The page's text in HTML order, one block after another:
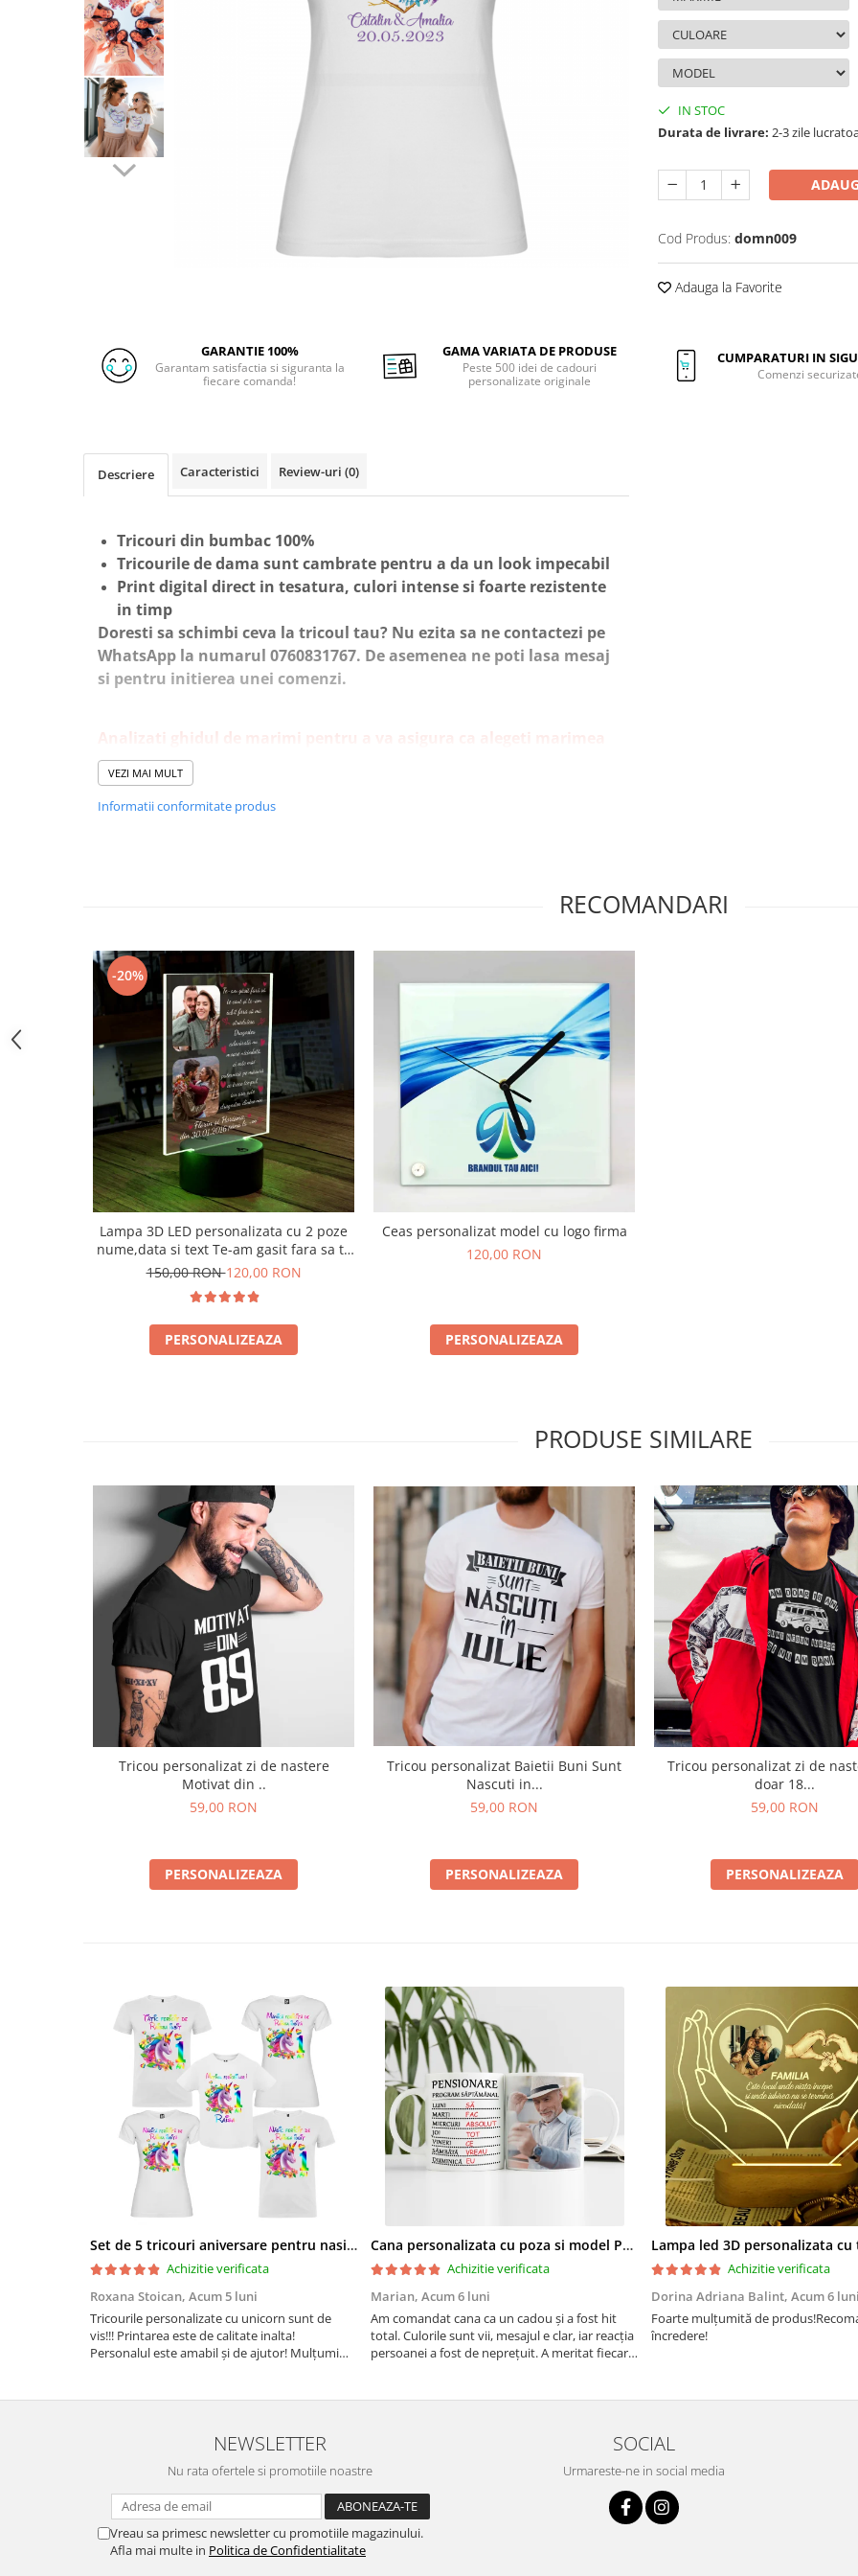
IN STOC
Durata de livrare: 2-3 zile
Cod Produs: domn009
Adauga la Favorite
GARANTIE 100%
Garantam satisfactia si siguranta la
fiecare comanda!
GAMA VARIATA DE PRODUSE
Peste 500 idei de cadouri
personalizate originale
CUMPARATURI IN
Comenzi
Descriere Caracteristici Review-uri (0)
Tricouri din bumbac 100%
Tricourile de dama sunt cambrate pentru a da un look impecabil
Print digital direct in tesatura, culori intense si foarte rezistente
in timp
Doresti sa schimbi ceva la tricoul tau? Nu ezita sa ne contactezi pe
WhatsApp la numarul 0760831767. De asemenea ne poti lasa mesaj
si pentru initierea unei comenzi.
Analizati ghidul de marimi pentru a va asigura ca alegeti marimea
perfecta!
VEZI MAI MULT
Informatii conformitate produs
RECOMANDARI
-20%
Lampa 3D LED personalizata cu 2 poze
nume,data si text Te-am gasit fara sa te
caut..
150,00 RON120,00 RON
PERSONALIZEAZA
Ceas personalizat model cu logo firma
120,00 RON
PERSONALIZEAZA
PRODUSE SIMILARE
Tricou personalizat zi de nastere
Motivat din ..
59,00 RON
PERSONALIZEAZA
Tricou personalizat Baietii Buni Sunt
Nascuti in...
59,00 RON
PERSONALIZEAZA
Tricou personalizat zi de
doar 18...
59,00 RON
PERSONALIZEAZA
Set de 5 tricouri aniversare pentru nasi, parinti si copil, personalizate cu nume, varsta si mesaj "Motivul fericirii lor" model Unicorn
Achizitie verificata
Roxana Stoican, Acum 5 luni
Tricourile personalizate cu unicorn sunt de
vis!!! Printarea este de calitate inalta!
Personalul este amabil și de ajutor! Mulțumim
Cana personalizata cu poza si model Pensionare
Achizitie verificata
Marian, Acum 6 luni
Am comandat cana ca un cadou și a fost hit
total. Culorile sunt vii, mesajul e clar, iar reacția
persoanei a fost de neprețuit. A meritat fiecare
Achizitie verificata
Dorina Adriana Balint, Acum 6
Foarte mulțumită de
încredere!
NEWSLETTER
Nu rata ofertele si promotiile noastre
Vreau sa primesc newsletter cu promotiile magazinului.
Afla mai multe in Politica de Confidentialitate
SOCIAL
Urmareste-ne in social media